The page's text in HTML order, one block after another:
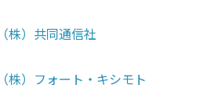
（株）共同通信社
（株）フォート・キシモト